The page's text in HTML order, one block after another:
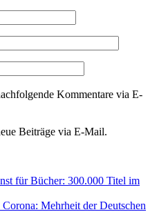
Kommentare via E-
Beiträge via E-Mail.
für Bücher: 300.000 Titel im
Mehrheit der Deutschen